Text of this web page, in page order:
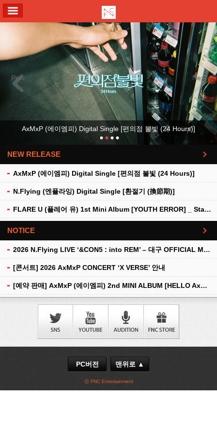
Previous Next
AxMxP (에이엠피) Digital Single [편의점 불빛 (24 Hours)]
NEW RELEASE
AxMxP (에이엠피) Digital Single [편의점 불빛 (24 Hours)]
N.Flying (엔플라잉) Digital Single [환절기 (換節期)]
FLARE U (플레어 유) 1st Mini Album [YOUTH ERROR] _ Stationery Kit Ver.
더보기
NOTICE
2026 N.Flying LIVE ‘&CON5 : into REM’ – 대구 OFFICIAL MD 현장 판매 안내
[콘서트] 2026 AxMxP CONCERT ‘X VERSE’ 안내
[예약 판매] AxMxP (에이엠피) 2nd MINI ALBUM [HELLO AxMxP] 예약 판매 안내
더보기
PC버전 맨위로 ▲
ⓒ FNC Entertainment